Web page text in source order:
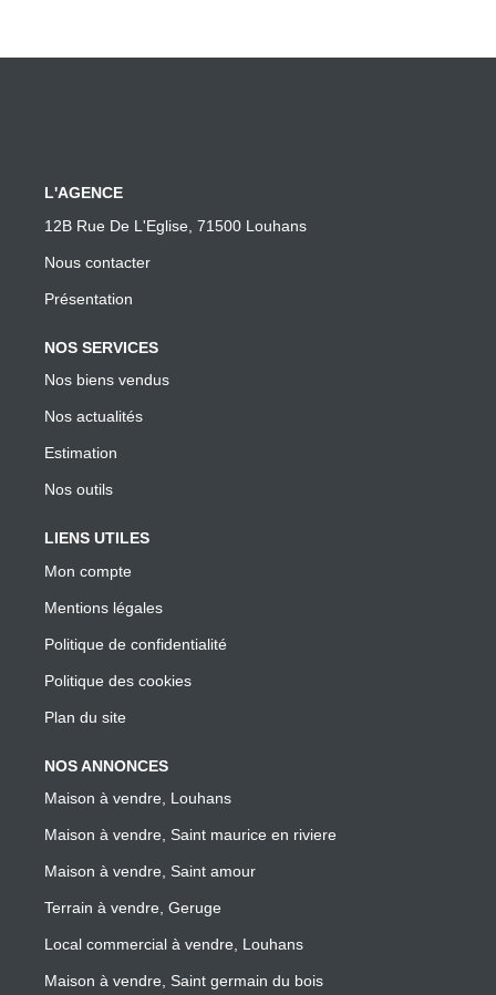
L'AGENCE
12B Rue De L'Eglise, 71500 Louhans
Nous contacter
Présentation
NOS SERVICES
Nos biens vendus
Nos actualités
Estimation
Nos outils
LIENS UTILES
Mon compte
Mentions légales
Politique de confidentialité
Politique des cookies
Plan du site
NOS ANNONCES
Maison à vendre, Louhans
Maison à vendre, Saint maurice en riviere
Maison à vendre, Saint amour
Terrain à vendre, Geruge
Local commercial à vendre, Louhans
Maison à vendre, Saint germain du bois